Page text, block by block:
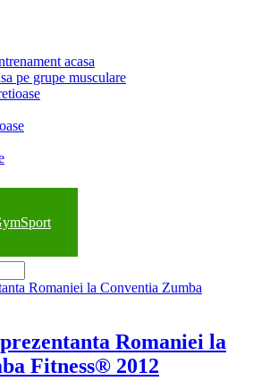
acasa
pe grupe musculare
Romaniei la
Fitness® 2012